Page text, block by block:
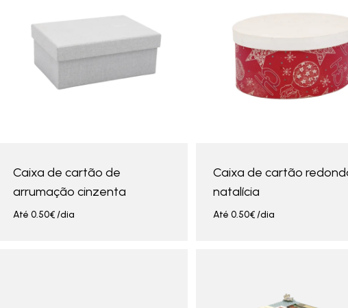
Caixa de cartão de
arrumação cinzenta
Até 0.50€/dia
Caixa de cartão
natalícia
Até 0.50€/dia